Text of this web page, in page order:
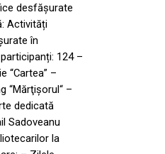
desfășurate
Activități
în
124 –
“Cartea” –
“Mărţişorul“ –
dedicată
Sadoveanu
la